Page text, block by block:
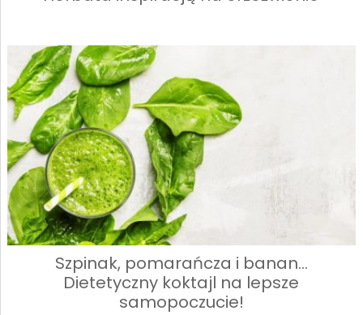
Szpinak, pomarańcza i banan…
Dietetyczny koktajl na lepsze
samopoczucie!